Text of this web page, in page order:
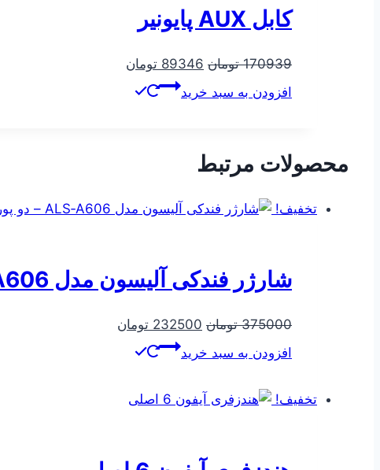
کابل AUX پایونیر
170939 تومان قیمت
اصلی
89346 تومان
افزودن به سبد خرید
محصولات مرتبط
تخفیف!
شارژر فندکی آلیسون مدل ALS‑A606 – دو پورت USB فست شارژ با بدنه فلزی مقاوم
375000 تومان قیمت
اصلی
بود.
232500 تومان
افزودن به سبد خرید
تخفیف!